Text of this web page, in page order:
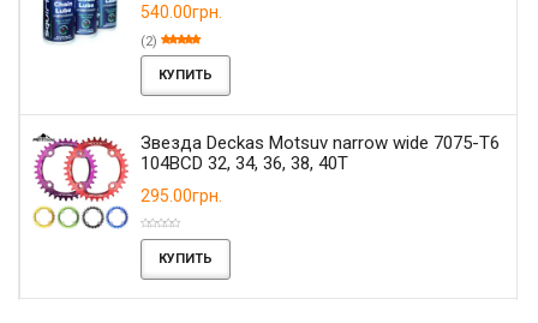
540.00грн.
(2)
КУПИТЬ
Звезда Deckas Motsuv narrow wide 7075-T6
104BCD 32, 34, 36, 38, 40T
295.00грн.
КУПИТЬ